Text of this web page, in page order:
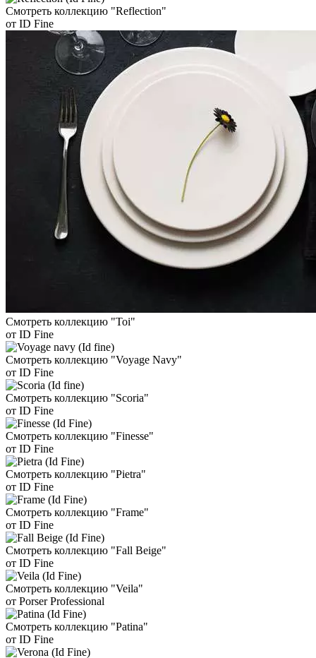
Смотреть коллекцию "Reflection"
от ID Fine
Смотреть коллекцию "Toi"
от ID Fine
Смотреть коллекцию "Voyage Navy"
от ID Fine
Смотреть коллекцию "Scoria"
от ID Fine
Смотреть коллекцию "Finesse"
от ID Fine
Смотреть коллекцию "Pietra"
от ID Fine
Смотреть коллекцию "Frame"
от ID Fine
Смотреть коллекцию "Fall Beige"
от ID Fine
Смотреть коллекцию "Veila"
от Porser Professional
Смотреть коллекцию "Patina"
от ID Fine